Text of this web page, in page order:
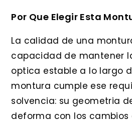
Por Que Elegir Esta
La calidad de una
capacidad de mantener
optica estable a lo largo
montura cumple ese
solvencia: su geometria
deforma con los